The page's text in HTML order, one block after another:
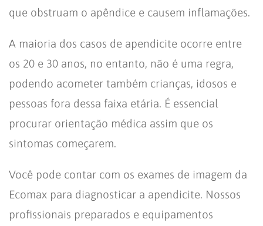
que obstruam o apêndice e causem inflamações.
A maioria dos casos de apendicite ocorre entre
os 20 e 30 anos, no entanto, não é uma regra,
podendo acometer também crianças, idosos e
pessoas fora dessa faixa etária. É essencial
procurar orientação médica assim que os
sintomas começarem.
Você pode contar com os exames de imagem da
Ecomax para diagnosticar a apendicite. Nossos
profissionais preparados e equipamentos